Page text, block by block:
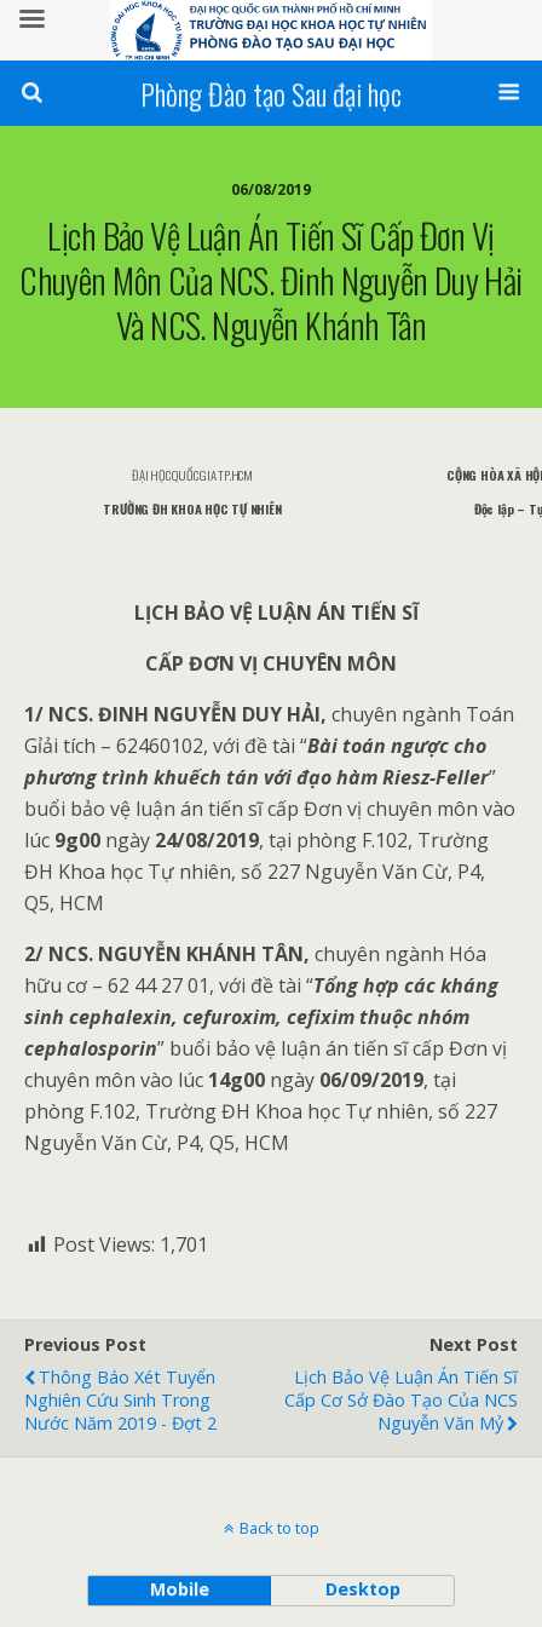
Phòng Đào tạo Sau đại học
06/08/2019
Lịch Bảo Vệ Luận Án Tiến Sĩ Cấp Đơn Vị
Chuyên Môn Của NCS. Đinh Nguyễn Duy Hải
Và NCS. Nguyễn Khánh Tân
ĐẠI HỌC QUỐC GIA TP.HCM
TRƯỜNG ĐH KHOA HỌC TỰ NHIÊN
CỘNG HÒA XÃ
Độc lập –
LỊCH BẢO VỆ LUẬN ÁN TIẾN SĨ
CẤP ĐƠN VỊ CHUYÊN MÔN
1/ NCS.ĐINH NGUYỄN DUY HẢI, chuyên ngành Toán
Gỉải tích – 62460102, với đề tài “Bài toán ngược cho
phương trình khuếch tán với đạo hàm Riesz-Feller”
buổi bảo vệ luận án tiến sĩ cấp Đơn vị chuyên môn vào
lúc 9g00 ngày 24/08/2019, tại phòng F.102, Trường
ĐH Khoa học Tự nhiên, số 227 Nguyễn Văn Cừ, P4,
Q5, HCM
2/ NCS. NGUYỄN KHÁNH TÂN, chuyên ngành Hóa
hữu cơ – 62 44 27 01, với đề tài “Tổng hợp các kháng
sinh cephalexin, cefuroxim, cefixim thuộc nhóm
cephalosporin” buổi bảo vệ luận án tiến sĩ cấp Đơn vị
chuyên môn vào lúc 14g00 ngày 06/09/2019, tại
phòng F.102, Trường ĐH Khoa học Tự nhiên, số 227
Nguyễn Văn Cừ, P4, Q5, HCM
Post Views: 1,701
Previous Post
Thông Báo Xét Tuyển
Nghiên Cứu Sinh Trong
Nước Năm 2019 - Đợt 2
Next Post
Lịch Bảo Vệ Luận Án Tiến Sĩ
Cấp Cơ Sở Đào Tạo Của NCS
Nguyễn Văn Mỷ
Back to top
Mobile Desktop